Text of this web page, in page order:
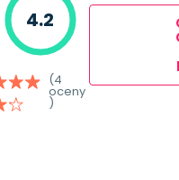
4.2
(4
oceny
)